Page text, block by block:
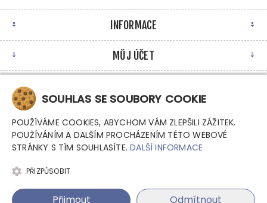
INFORMACE
MŮJ ÚČET
Všechna práva vyhrazena.
SOUHLAS SE SOUBORY COOKIE
POUŽÍVÁME COOKIES, ABYCHOM VÁM ZLEPŠILI ZÁŽITEK.
POUŽÍVÁNÍM A DALŠÍM PROCHÁZENÍM TÉTO WEBOVÉ
STRÁNKY S TÍM SOUHLASÍTE.DALŠÍ INFORMACE
PŘIZPŮSOBIT
Přijmout Odmítnout